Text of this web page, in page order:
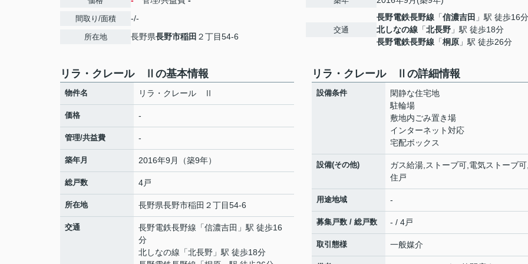
間取り/面積 -/-
所在地 長野県長野市稲田 ２丁目54-6
交通
長野電鉄長野線 「信濃吉田 」駅 徒歩16分
北しなの線 「北長野 」駅 徒歩18分
長野電鉄長野線 「桐原 」駅 徒歩26分
リラ・クレール Ⅱの基本情報
物件名 リラ・クレール Ⅱ
価格 -
管理/共益費 -
築年月 2016年9月（築9年）
総戸数 4戸
所在地 長野県長野市稲田 ２丁目54-6
交通 長野電鉄長野線 「信濃吉田 」駅 徒歩16
分
北しなの線 「北長野 」駅 徒歩18分
リラ・クレール Ⅱの詳細情報
設備条件
閑静な住宅地
駐輪場
敷地内ごみ置き場
インターネット対応
宅配ボックス
設備(その他)
ガス給湯,ストーブ可,電気ストーブ
住戸
用途地域 -
募集戸数 / 総戸数 - / 4戸
取引態様 一般媒介